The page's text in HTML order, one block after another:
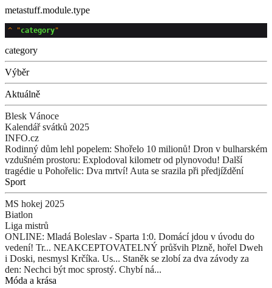
metastuff.module.type
^ "category
category
Výběr
Aktuálně
Blesk Vánoce
Kalendář svátků 2025
INFO.cz
Rodinný dům lehl popelem: Shořelo 10 milionů! Dron v bulharském
vzdušném prostoru: Explodoval kilometr od plynovodu! Další
tragédie u Pohořelic: Dva mrtví! Auta se srazila při předjíždění
Sport
MS hokej 2025
Biatlon
Liga mistrů
ONLINE: Mladá Boleslav - Sparta 1:0. Domácí jdou v úvodu do
vedení! Tr... NEAKCEPTOVATELNÝ průšvih Plzně, hořel Dweh
i Doski, nesmysl Krčíka. Us... Staněk se zlobí za dva závody za
den: Nechci být moc sprostý. Chybí ná...
Móda a krása